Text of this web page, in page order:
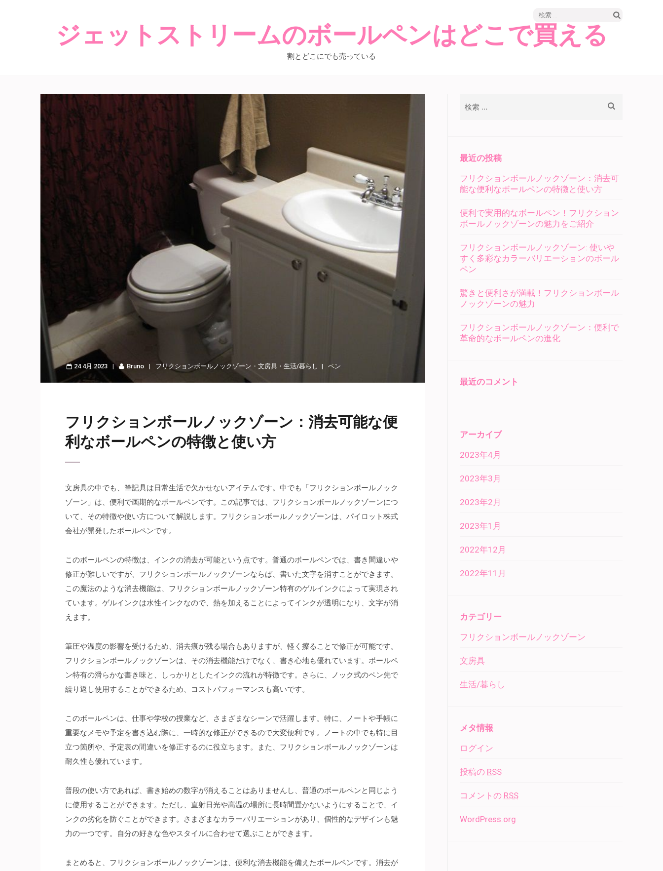
検
ジェットストリームのボールペンはどこで買える
割とどこにでも売っている
24 4月 2023 Bruno フリクションボールノックゾーン ・ 文房具 ・ 生活/暮らし ペン
フリクションボールノックゾーン：消去可能な便
利なボールペンの特徴と使い方
文房具の中でも、筆記具は日常生活で欠かせないアイテムです。 中でも「フリクションボールノック
ゾーン」は、便利で画期的なボールペンです。この記事では、フリクションボールノックゾーンにつ
いて、その特徴や使い方について解説します。フリクションボールノックゾーンは、パイロット株式
会社が開発したボールペンです。
このボールペンの特徴は、インクの消去が可能という点です。普通のボールペンでは、書き間違いや
修正が難しいですが、フリクションボールノックゾーンならば、書いた文字を消すことができます。
この魔法のような消去機能は、フリクションボールノックゾーン特有のゲルインクによって実現され
ています。ゲルインクは水性インクなので、熱を加えることによってインクが透明になり、文字が消
えます。
筆圧や温度の影響を受けるため、消去痕が残る場合もありますが、軽く擦ることで修正が可能です。
フリクションボールノックゾーンは、その消去機能だけでなく、書き心地も優れています。ボールペ
ン特有の滑らかな書き味と、しっかりとしたインクの流れが特徴です。さらに、ノック式のペン先で
繰り返し使用することができるため、コストパフォーマンスも高いです。
このボールペンは、仕事や学校の授業など、さまざまなシーンで活躍します。特に、ノートや手帳に
重要なメモや予定を書き込む際に、一時的な修正ができるので大変便利です。ノートの中でも特に目
立つ箇所や、予定表の間違いを修正するのに役立ちます。また、フリクションボールノックゾーンは
耐久性も優れています。
普段の使い方であれば、書き始めの数字が消えることはありませんし、普通のボールペンと同じよう
に使用することができます。ただし、直射日光や高温の場所に長時間置かないようにすることで、イ
ンクの劣化を防ぐことができます。さまざまなカラーバリエーションがあり、個性的なデザインも魅
力の一つです。自分の好きな色やスタイルに合わせて選ぶことができます。
まとめると、フリクションボールノックゾーンは、便利な消去機能を備えたボールペンです。消去が
最近の投稿
フリクションボールノックゾーン：消去可
能な便利なボールペンの特徴と使い方
便利で実用的なボールペン！フリクション
ボールノックゾーンの魅力をご紹介
フリクションボールノックゾーン: 使いや
すく多彩なカラーバリエーションのボール
ペン
驚きと便利さが満載！フリクションボール
ノックゾーンの魅力
フリクションボールノックゾーン：便利で
革命的なボールペンの進化
最近のコメント
アーカイブ
2023年4月
2023年3月
2023年2月
2023年1月
2022年12月
2022年11月
カテゴリー
フリクションボールノックゾーン
文房具
生活/暮らし
メタ情報
ログイン
投稿の RSS
コメントの RSS
WordPress.org